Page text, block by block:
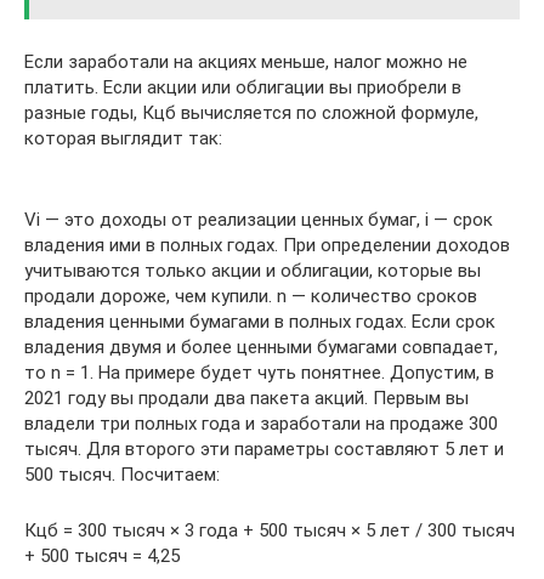
Если заработали на акциях меньше, налог можно не
платить. Если акции или облигации вы приобрели в
разные годы, Кцб вычисляется по сложной формуле,
которая выглядит так:
Vi — это доходы от реализации ценных бумаг, i — срок
владения ими в полных годах. При определении доходов
учитываются только акции и облигации, которые вы
продали дороже, чем купили. n — количество сроков
владения ценными бумагами в полных годах. Если срок
владения двумя и более ценными бумагами совпадает,
то n = 1. На примере будет чуть понятнее. Допустим, в
2021 году вы продали два пакета акций. Первым вы
владели три полных года и заработали на продаже 300
тысяч. Для второго эти параметры составляют 5 лет и
500 тысяч. Посчитаем:
Кцб = 300 тысяч × 3 года + 500 тысяч × 5 лет / 300 тысяч
+ 500 тысяч = 4,25